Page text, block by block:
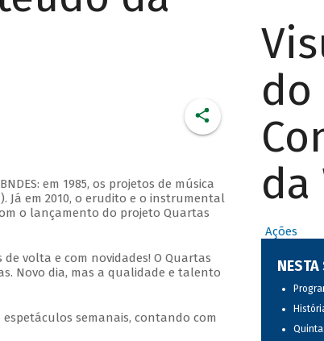
em 1985, os projetos de música
Já em 2010, o erudito e o instrumental
o lançamento do projeto Quartas
volta e com novidades! O Quartas
Novo dia, mas a qualidade e talento
semanais, contando com
do
da
Ações
NESTA